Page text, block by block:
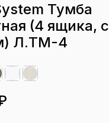
Тумба
(4 ящика, с
Л.ТМ-4